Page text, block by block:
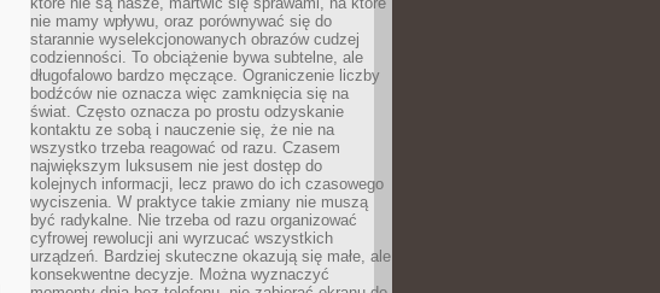
nie mamy wpływu, oraz porównywać się do
starannie wyselekcjonowanych obrazów cudzej
codzienności. To obciążenie bywa subtelne, ale
długofalowo bardzo męczące. Ograniczenie liczby
bodźców nie oznacza więc zamknięcia się na
świat. Często oznacza po prostu odzyskanie
kontaktu ze sobą i nauczenie się, że nie na
wszystko trzeba reagować od razu. Czasem
największym luksusem nie jest dostęp do
kolejnych informacji, lecz prawo do ich czasowego
wyciszenia. W praktyce takie zmiany nie muszą
być radykalne. Nie trzeba od razu organizować
cyfrowej rewolucji ani wyrzucać wszystkich
urządzeń. Bardziej skuteczne okazują się małe, ale
konsekwentne decyzje. Można wyznaczyć